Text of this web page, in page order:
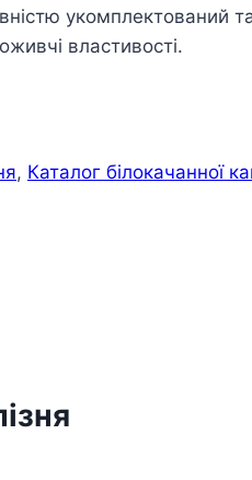
укомплектований
властивості.
, Каталог білокачанної